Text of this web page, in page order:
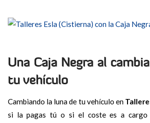
Una Caja Negra al
tu vehículo
Cambiando la luna de tu vehículo en
si la pagas tú o si el coste es a cargo